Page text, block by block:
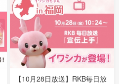
【10月28日放送】RKB毎日放